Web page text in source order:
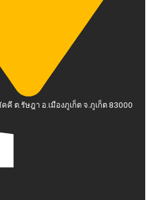
คี ต.รัษฎา อ.เมืองภูเก็ต จ.ภูเก็ต 83000